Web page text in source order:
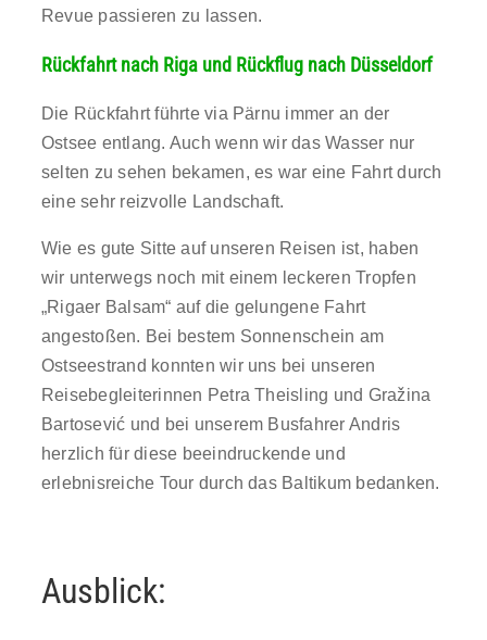
Revue passieren zu lassen.
Rückfahrt nach Riga und Rückflug nach Düsseldorf
Die Rückfahrt führte via Pärnu immer an der
Ostsee entlang. Auch wenn wir das Wasser nur
selten zu sehen bekamen, es war eine Fahrt durch
eine sehr reizvolle Landschaft.
Wie es gute Sitte auf unseren Reisen ist, haben
wir unterwegs noch mit einem leckeren Tropfen
„Rigaer Balsam“ auf die gelungene Fahrt
angestoßen. Bei bestem Sonnenschein am
Ostseestrand konnten wir uns bei unseren
Reisebegleiterinnen Petra Theisling und Gražina
Bartosević und bei unserem Busfahrer Andris
herzlich für diese beeindruckende und
erlebnisreiche Tour durch das Baltikum bedanken.
Ausblick: